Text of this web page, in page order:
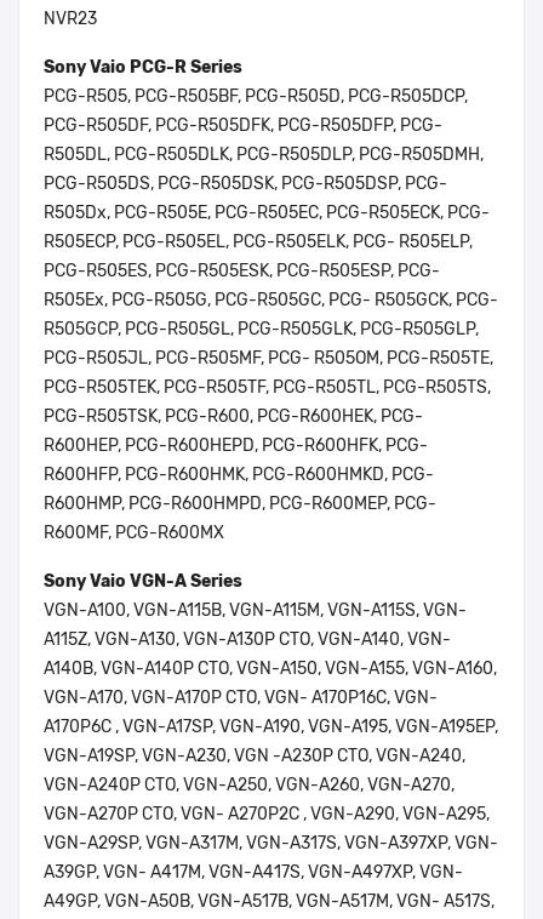
NVR23
Sony Vaio PCG-R Series
PCG-R505, PCG-R505BF, PCG-R505D, PCG-R505DCP,
PCG-R505DF, PCG-R505DFK, PCG-R505DFP, PCG-
R505DL, PCG-R505DLK, PCG-R505DLP, PCG-R505DMH,
PCG-R505DS, PCG-R505DSK, PCG-R505DSP, PCG-
R505Dx, PCG-R505E, PCG-R505EC, PCG-R505ECK, PCG-
R505ECP, PCG-R505EL, PCG-R505ELK, PCG- R505ELP,
PCG-R505ES, PCG-R505ESK, PCG-R505ESP, PCG-
R505Ex, PCG-R505G, PCG-R505GC, PCG- R505GCK, PCG-
R505GCP, PCG-R505GL, PCG-R505GLK, PCG-R505GLP,
PCG-R505JL, PCG-R505MF, PCG- R505OM, PCG-R505TE,
PCG-R505TEK, PCG-R505TF, PCG-R505TL, PCG-R505TS,
PCG-R505TSK, PCG-R600, PCG-R600HEK, PCG-
R600HEP, PCG-R600HEPD, PCG-R600HFK, PCG-
R600HFP, PCG-R600HMK, PCG-R600HMKD, PCG-
R600HMP, PCG-R600HMPD, PCG-R600MEP, PCG-
R600MF, PCG-R600MX
Sony Vaio VGN-A Series
VGN-A100, VGN-A115B, VGN-A115M, VGN-A115S, VGN-
A115Z, VGN-A130, VGN-A130P CTO, VGN-A140, VGN-
A140B, VGN-A140P CTO, VGN-A150, VGN-A155, VGN-A160,
VGN-A170, VGN-A170P CTO, VGN- A170P16C, VGN-
A170P6C , VGN-A17SP, VGN-A190, VGN-A195, VGN-A195EP,
VGN-A19SP, VGN-A230, VGN -A230P CTO, VGN-A240,
VGN-A240P CTO, VGN-A250, VGN-A260, VGN-A270,
VGN-A270P CTO, VGN- A270P2C , VGN-A290, VGN-A295,
VGN-A29SP, VGN-A317M, VGN-A317S, VGN-A397XP, VGN-
A39GP, VGN- A417M, VGN-A417S, VGN-A497XP, VGN-
A49GP, VGN-A50B, VGN-A517B, VGN-A517M, VGN- A517S,